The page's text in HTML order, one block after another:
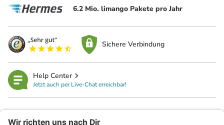
6.2 Mio. limango Pakete pro Jahr
Sichere Verbindung
Help Center
Jetzt auch per Live-Chat erreichbar!